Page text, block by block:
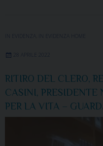
IN EVIDENZA IN EVIDENZA HOME
RITIRO DEL CLERO,
CASINI,
PER LA VITA –